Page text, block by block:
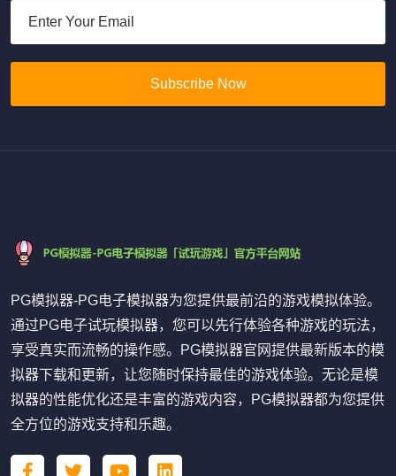
Subscribe Now
PG模拟器-PG电子模拟器为您提供最前沿的游戏模拟体验。
通过PG电子试玩模拟器，您可以先行体验各种游戏的玩法，
享受真实而流畅的操作感。PG模拟器官网提供最新版本的模
拟器下载和更新，让您随时保持最佳的游戏体验。无论是模
拟器的性能优化还是丰富的游戏内容，PG模拟器都为您提供
全方位的游戏支持和乐趣。